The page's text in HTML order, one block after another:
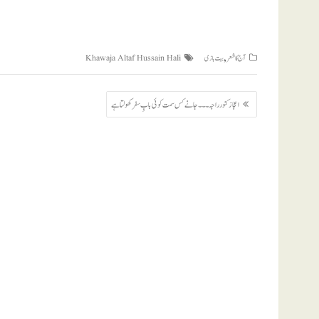
آج کا شعر,بیت بازی Khawaja Altaf Hussain Hali
پوسٹوں
کی
اعجاز کنور راجہ ۔۔۔ جانے کس سمت کوئی بابِ سفر کھولتا ہے